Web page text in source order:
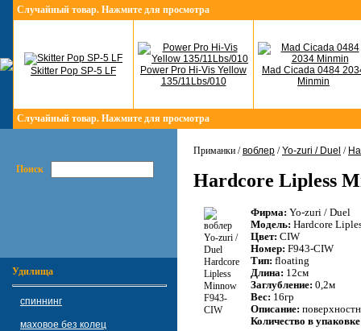
Случайный товар. Нажмите для просмотра
Skitter Pop SP-5 LF
Power Pro Hi-Vis Yellow
135/11Lbs/010
Mad Cicada 0484
Minmin
Случайный товар. Нажмите для просмотра
Поиск
Удилища
спиннинг
маховое без колец
Приманки /воблер /Yo-zuri / Duel /
Hardcore Lipless
Фирма: Yo-zuri / Duel
Модель: Hardcore
Цвет: CIW
Номер: F943-CIW
Тип: floating
Длина: 12см
Заглубление: 0,2м
Вес: 16гр
Описание:
Количество в